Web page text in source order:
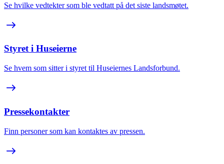
Se hvilke vedtekter som ble vedtatt på det siste landsmøtet.
Styret i Huseierne
Se hvem som sitter i styret til Huseiernes Landsforbund.
Pressekontakter
Finn personer som kan kontaktes av pressen.